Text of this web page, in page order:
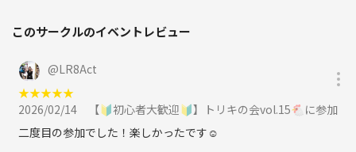
このサークルのイベントレビュー
@LR8Act
★★★★★
2026/02/14
【🔰初心者大歓迎🔰】トリキの会vol.15🐔に参加
二度目の参加でした！楽しかったです☺️